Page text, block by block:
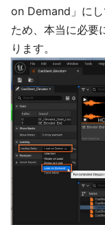
on Demand」に
ため、本当に必要
ります。